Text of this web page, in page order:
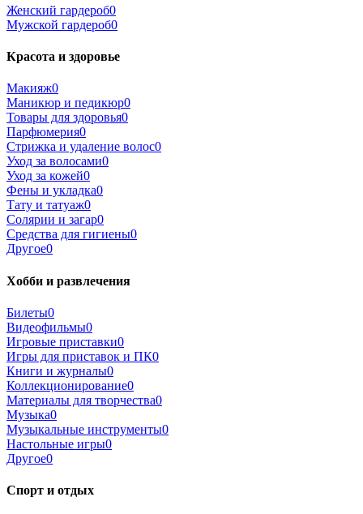
Женский гардероб0
Мужской гардероб0
Красота и здоровье
Макияж0
Маникюр и педикюр0
Товары для здоровья0
Парфюмерия0
Стрижка и удаление волос0
Уход за волосами0
Уход за кожей0
Фены и укладка0
Тату и татуаж0
Солярии и загар0
Средства для гигиены0
Другое0
Хобби и развлечения
Билеты0
Видеофильмы0
Игровые приставки0
Игры для приставок и ПК0
Книги и журналы0
Коллекционирование0
Материалы для творчества0
Музыка0
Музыкальные инструменты0
Настольные игры0
Другое0
Спорт и отдых